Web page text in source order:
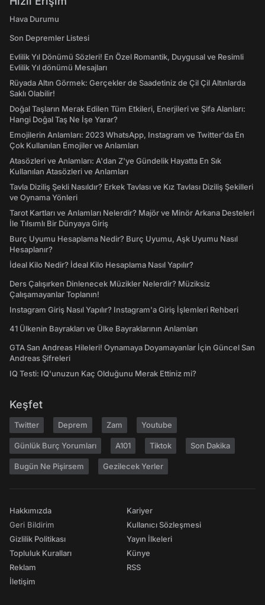
Hava Durumu
Son Depremler Listesi
Evlilik Yıl Dönümü Sözleri! En Özel Romantik, Duygusal ve Resimli
Evlilik Yıl dönümü Mesajları
Rüyada Altın Görmek: Gerçekler de Saadetiniz de Çil Çil Altınlarda
Saklı Olabilir!
Doğal Taşların Merak Edilen Tüm Etkileri, Enerjileri ve Şifa Alanları:
Hangi Doğal Taş Ne İşe Yarar?
Emojilerin Anlamları: 2023 WhatsApp, Instagram ve Twitter'da En
Çok Kullanılan Emojiler ve Anlamları
Atasözleri ve Anlamları: A'dan Z'ye Gündelik Hayatta En Sık
Kullanılan Atasözleri ve Anlamları
Tavla Diziliş Şekli Nasıldır? Erkek Tavlası ve Kız Tavlası Diziliş Şekilleri
ve Oynama Yönleri
Tarot Kartları ve Anlamları Nelerdir? Majör ve Minör Arkana Desteleri
İle Tılsımlı Bir Dünyaya Giriş
Burç Uyumu Hesaplama Nedir? Burç Uyumu, Aşk Uyumu Nasıl
Hesaplanır?
İdeal Kilo Nedir? İdeal Kilo Hesaplama Nasıl Yapılır?
Ders Çalışırken Dinlenecek Müzikler Nelerdir? Müziksiz
Çalışamayanlar Toplanın!
Instagram Giriş Nasıl Yapılır? Instagram'a Giriş İşlemleri Rehberi
41 Ülkenin Bayrakları ve Ülke Bayraklarının Anlamları
GTA San Andreas Hileleri! Oynamaya Doyamayanlar İçin Güncel San
Andreas Şifreleri
IQ Testi: IQ'unuzun Kaç Olduğunu Merak Ettiniz mi?
Keşfet
Twitter Deprem Zam Youtube
Günlük Burç Yorumları A101 Tiktok Son Dakika
Bugün Ne Pişirsem Gezilecek Yerler
Hakkımızda
Geri Bildirim
Gizlilik Politikası
Topluluk Kuralları
Reklam
İletişim
Kariyer
Kullanıcı Sözleşmesi
Yayın İlkeleri
Künye
RSS